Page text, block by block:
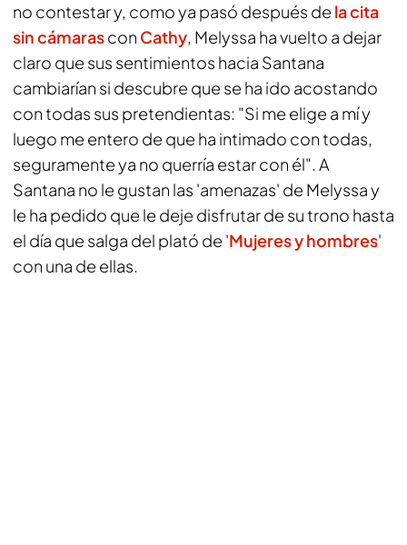
no contestar y, como ya pasó después de la cita
sin cámarascon Cathy, Melyssa ha vuelto a dejar
claro que sus sentimientos hacia Santana
cambiarían si descubre que se ha ido acostando
con todas sus pretendientas: "Si me elige a mí y
luego me entero de que ha intimado con todas,
seguramente ya no querría estar con él". A
Santana no le gustan las 'amenazas' de Melyssa y
le ha pedido que le deje disfrutar de su trono hasta
el día que salga del plató de 'Mujeres y hombres'
con una de ellas.